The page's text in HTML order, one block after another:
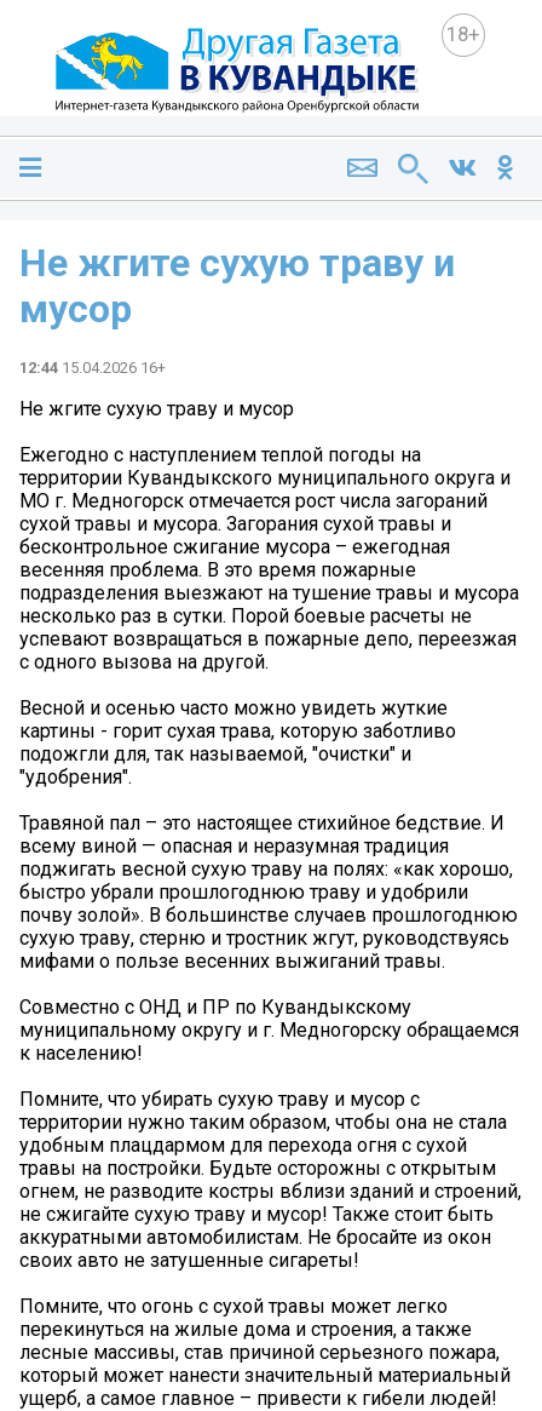
18+
Не жгите сухую траву и
мусор
12:44 15.04.2026 16+
Не жгите сухую траву и мусор
Ежегодно с наступлением теплой погоды на
территории Кувандыкского муниципального округа и
МО г. Медногорск отмечается рост числа загораний
сухой травы и мусора. Загорания сухой травы и
бесконтрольное сжигание мусора – ежегодная
весенняя проблема. В это время пожарные
подразделения выезжают на тушение травы и мусора
несколько раз в сутки. Порой боевые расчеты не
успевают возвращаться в пожарные депо, переезжая
с одного вызова на другой.
Весной и осенью часто можно увидеть жуткие
картины - горит сухая трава, которую заботливо
подожгли для, так называемой, "очистки" и
"удобрения".
Травяной пал – это настоящее стихийное бедствие. И
всему виной — опасная и неразумная традиция
поджигать весной сухую траву на полях: «как хорошо,
быстро убрали прошлогоднюю траву и удобрили
почву золой». В большинстве случаев прошлогоднюю
сухую траву, стерню и тростник жгут, руководствуясь
мифами о пользе весенних выжиганий травы.
Совместно с ОНД и ПР по Кувандыкскому
муниципальному округу и г. Медногорску обращаемся
к населению!
Помните, что убирать сухую траву и мусор с
территории нужно таким образом, чтобы она не стала
удобным плацдармом для перехода огня с сухой
травы на постройки. Будьте осторожны с открытым
огнем, не разводите костры вблизи зданий и строений,
не сжигайте сухую траву и мусор! Также стоит быть
аккуратными автомобилистам. Не бросайте из окон
своих авто не затушенные сигареты!
Помните, что огонь с сухой травы может легко
перекинуться на жилые дома и строения, а также
лесные массивы, став причиной серьезного пожара,
который может нанести значительный материальный
ущерб, а самое главное – привести к гибели людей!